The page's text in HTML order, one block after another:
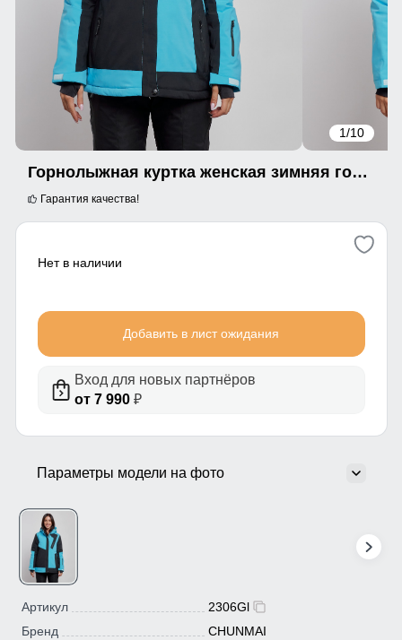
1/10
Горнолыжная куртка женская зимняя голубого цвета 2306Gl
Гарантия качества!
Нет в наличии
Добавить в лист ожидания
Вход для новых партнёров
от 7 990₽
Параметры модели на фото
Артикул
2306Gl
Бренд
CHUNMAI